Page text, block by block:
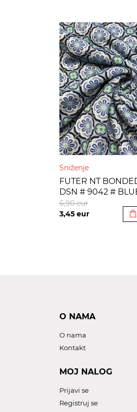
Sniženje
FUTER NT
DSN # 9042 #
3,45 eur
6,90eur
O NAMA
O nama
Kontakt
MOJ NALOG
Prijavi se
Registruj se